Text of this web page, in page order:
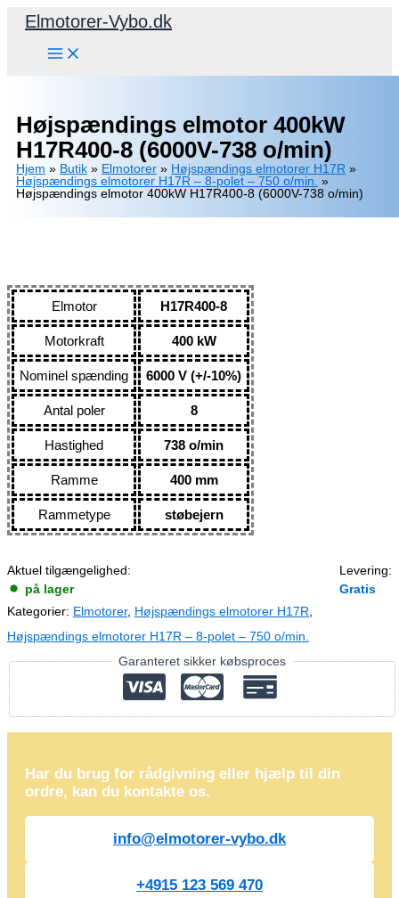
Elmotorer-Vybo.dk
Højspændings elmotor 400kW
H17R400-8 (6000V-738 o/min)
Hjem » Butik » Elmotorer » Højspændings elmotorer H17R »
Højspændings elmotorer H17R – 8-polet – 750 o/min. »
Højspændings elmotor 400kW H17R400-8 (6000V-738 o/min)
Elmotor H17R400-8
Motorkraft 400 kW
Nominel spænding 6000 V (+/-10%)
Antal poler 8
Hastighed 738 o/min
Ramme 400 mm
Rammetype støbejern
Aktuel tilgængelighed:
på lager
Levering:
Gratis
Kategorier: Elmotorer, Højspændings elmotorer H17R
Højspændings elmotorer H17R – 8-polet – 750 o/min.
Garanteret sikker købsproces
Har du brug for rådgivning eller hjælp til din
ordre, kan du kontakte os.
info@elmotorer-vybo.dk
+4915 123 569 470